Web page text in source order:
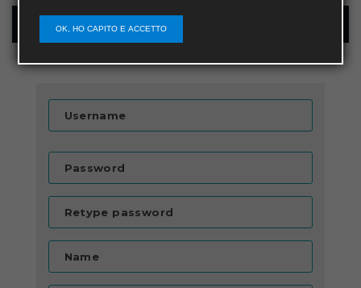
New user registration
Username
Password
Retype password
Name
OK, HO CAPITO E ACCETTO